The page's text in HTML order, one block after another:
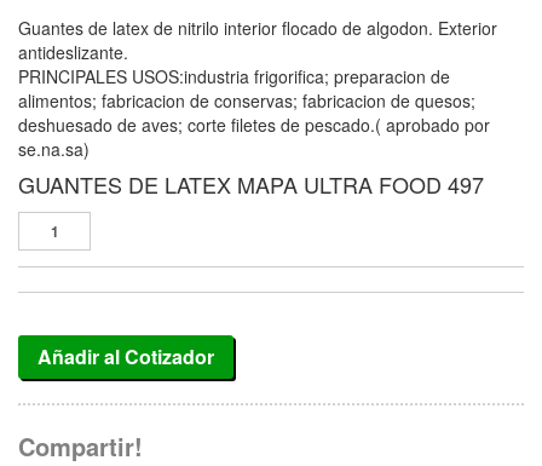
Guantes de latex de nitrilo interior flocado de algodon. Exterior
antideslizante.
PRINCIPALES USOS:industria frigorifica; preparacion de
alimentos; fabricacion de conservas; fabricacion de quesos;
deshuesado de aves; corte filetes de pescado.( aprobado por
se.na.sa)
GUANTES DE LATEX MAPA ULTRA FOOD 497
Añadir al Cotizador
Compartir!